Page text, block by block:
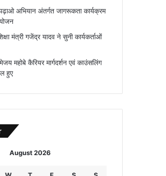
अभियान अंतर्गत जागरूकता कार्यक्रम
मंत्री गजेंद्र यादव ने सुनी कार्यकर्ताओं
महोबे कैरियर मार्गदर्शन एवं काउंसलिंग
हुए
August 2026